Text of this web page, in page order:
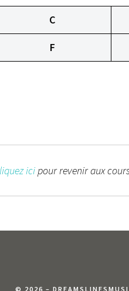
C
F
icipour revenir aux
© 2026 –